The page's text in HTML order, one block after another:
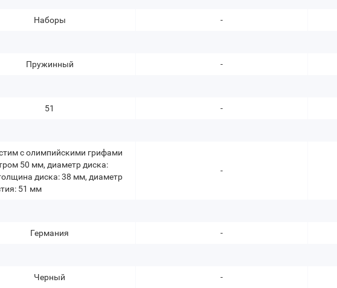
Наборы
Пружинный
51
с олимпийскими грифами
50 мм, диаметр диска:
диска: 38 мм, диаметр
51 мм
Германия
Черный
-
-
-
-
-
-